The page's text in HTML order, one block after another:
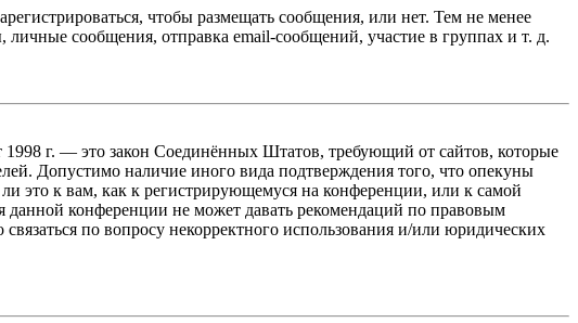
чтобы размещать сообщения, или нет. Тем не менее
сообщения, отправка email-сообщений, участие в группах и т. д.
1998 г. — это закон Соединённых Штатов, требующий от сайтов, которые
Допустимо наличие иного вида подтверждения того, что опекуны
это к вам, как к регистрирующемуся на конференции, или к самой
конференции не может давать рекомендаций по правовым
по вопросу некорректного использования и/или юридических